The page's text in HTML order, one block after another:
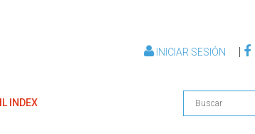
INICIAR SESIÓN |
INDEX